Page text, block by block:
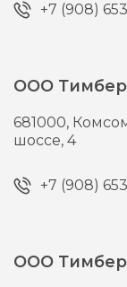
+7 (908)
ООО
681000,
шоссе, 4
+7 (908)
ООО